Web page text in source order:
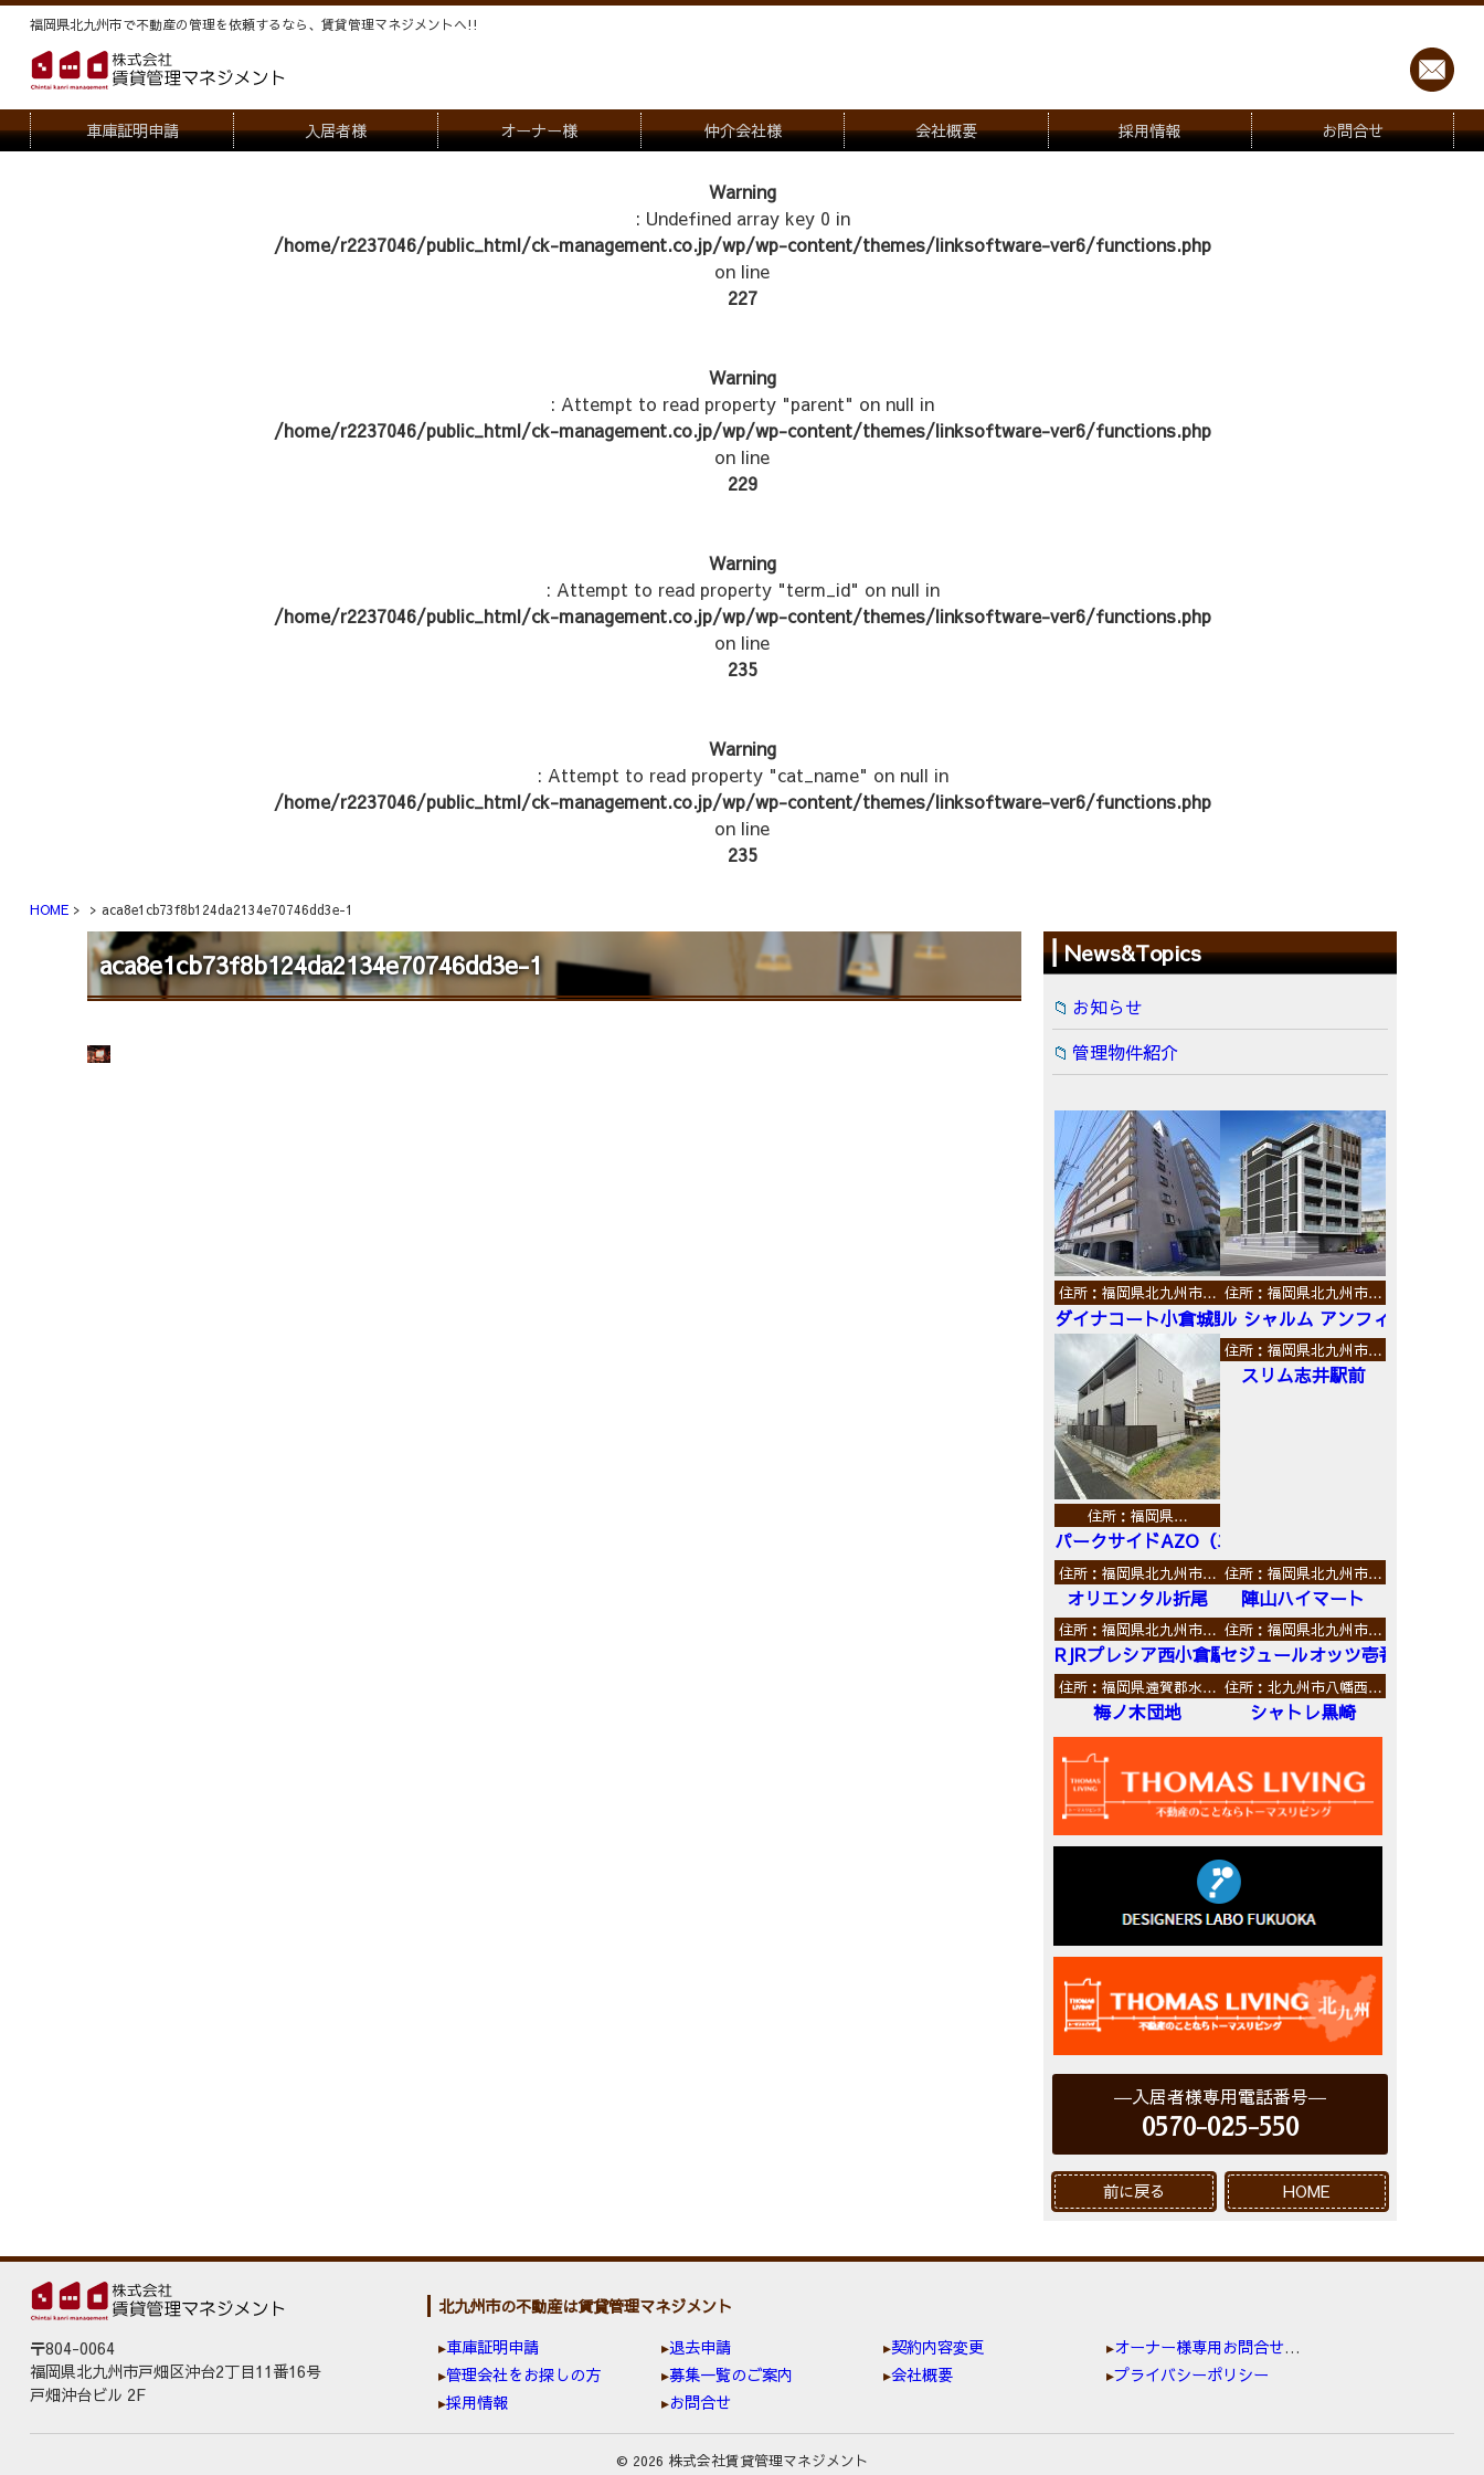
福岡県北九州市で不動産の管理を依頼するなら、賃貸管理マネジメントヘ!!
車庫証明申請 入居者様 オーナー様 仲介会社様
物件写真
管理物件紹介
会社概要 採用情報 お問合せ
Warning
: Undefined array key 0 in
/home/r2237046/public_html/ck-management.co.jp/wp/wp-content/themes/linksoftware-ver6/functions.php
on line
227
Warning
: Attempt to read property "parent" on null in
/home/r2237046/public_html/ck-management.co.jp/wp/wp-content/themes/linksoftware-ver6/functions.php
on line
229
Warning
: Attempt to read property "term_id" on null in
/home/r2237046/public_html/ck-management.co.jp/wp/wp-content/themes/linksoftware-ver6/functions.php
on line
235
Warning
: Attempt to read property "cat_name" on null in
/home/r2237046/public_html/ck-management.co.jp/wp/wp-content/themes/linksoftware-ver6/functions.php
on line
235
HOME aca8e1cb73f8b124da2134e70746dd3e-1
aca8e1cb73f8b124da2134e70746dd3e-1 News&Topics
お知らせ
管理物件紹介
住所：福岡県北九州市…
ダイナコート小倉城野
住所：福岡県北九州市…
ル シャルム アンフィニ
住所：福岡県…
パークサイドAZO（エーゼットオー）
住所：福岡県北九州市…
スリム志井駅前
住所：福岡県北九州市…
オリエンタル折尾
住所：福岡県北九州市…
陣山ハイマート
住所：福岡県北九州市…
RJRプレシア西小倉駅前
住所：福岡県北九州市…
セジュールオッツ壱番館
住所：福岡県遠賀郡水…
梅ノ木団地
住所：北九州市八幡西…
シャトレ黒崎
入居者様専用電話番号
0570-025-550
前に戻る HOME
〒804-0064
福岡県北九州市戸畑区沖台2丁目11番16号
戸畑沖台ビル 2F
北九州市の不動産は賃貸管理マネジメント
車庫証明申請
退去申請 契約内容変更
オーナー様専用お問合せ窓口
管理会社をお探しの方
募集一覧のご案内 会社概要
プライバシーポリシー
採用情報
お問合せ
© 2026 株式会社賃貸管理マネジメント